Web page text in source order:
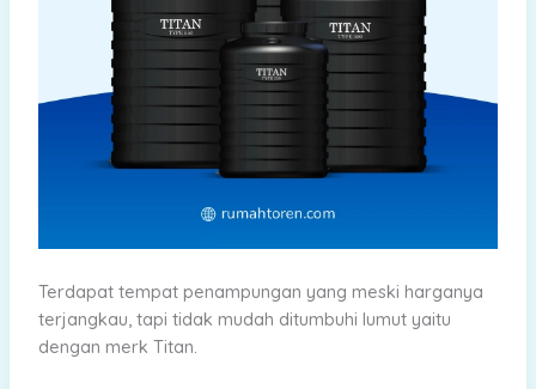
Terdapat tempat penampungan yang meski harganya
terjangkau, tapi tidak mudah ditumbuhi lumut yaitu
dengan merk Titan.